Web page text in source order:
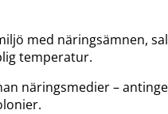
med näringsämnen,
temperatur.
näringsmedier –